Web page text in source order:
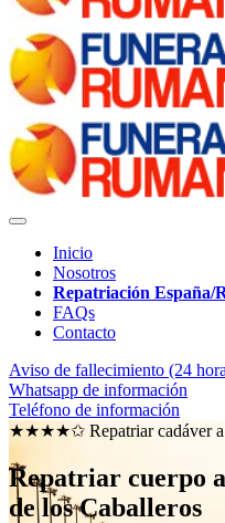
Inicio
Nosotros
Repatriación España/
FAQs
Contacto
Aviso de fallecimiento (24
Whatsapp de información
Teléfono de información
★★★★✩ Repatriar cadáver a
Repatriar cuerpo
de los Caballeros